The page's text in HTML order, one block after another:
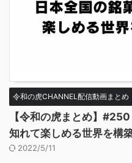
令和の虎CHANNEL配信動画まとめ
【令和の虎まとめ】
知れて楽しめる世界を構
2022/5/11